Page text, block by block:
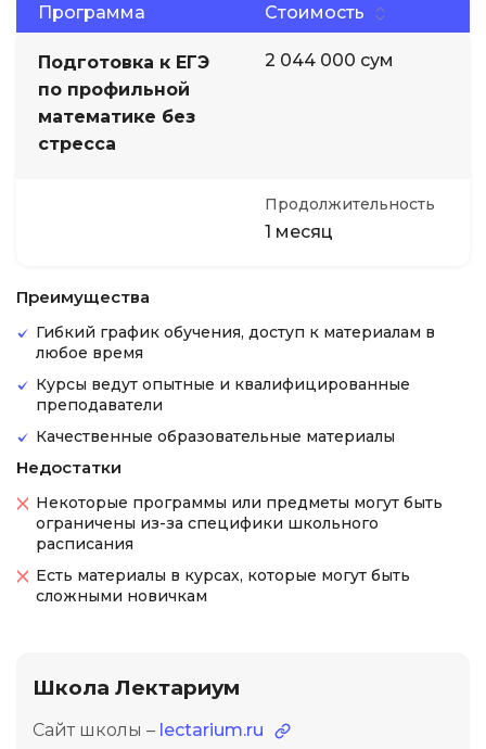
Программа Стоимость
Подготовка к ЕГЭ
по профильной
математике без
стресса
2 044 000 сум
Продолжительность
1 месяц
Преимущества
Гибкий график обучения, доступ к материалам в
любое время
Курсы ведут опытные и квалифицированные
преподаватели
Качественные образовательные материалы
Недостатки
Некоторые программы или предметы могут быть
ограничены из-за специфики школьного
расписания
Есть материалы в курсах, которые могут быть
сложными новичкам
Школа Лектариум
Сайт школы – lectarium.ru